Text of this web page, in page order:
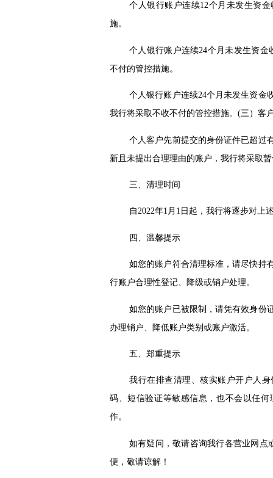
个人银行账户连续12个月未发生资
施。
个人银行账户连续24个月未发生资金
不付的管控措施。
个人银行账户连续24个月未发生资金
我行将采取不收不付的管控措施。 (三）客
个人客户先前提交的身份证件已超过
新且未提出合理理由的账户，我行将采取
三、清理时间
自2022年1 月 1 日起，我行将逐步对上
四、温馨提示
如您的账户符合清理标准，请尽快持
行账户合理性登记、降级或销户处理。
如您的账户已被限制，请凭有效身份
办理销户、降低账户类别或账户激活。
五、郑重提示
我行在排查清理、核实账户开户人
码、短信验证等敏感信息，也不会以任
作。
如有疑问，敬请咨询我行各营业网点
便，敬请谅解！